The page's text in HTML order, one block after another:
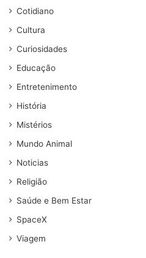
Cotidiano
Cultura
Curiosidades
Educação
Entretenimento
História
Mistérios
Mundo Animal
Noticias
Religião
Saúde e Bem Estar
SpaceX
Viagem